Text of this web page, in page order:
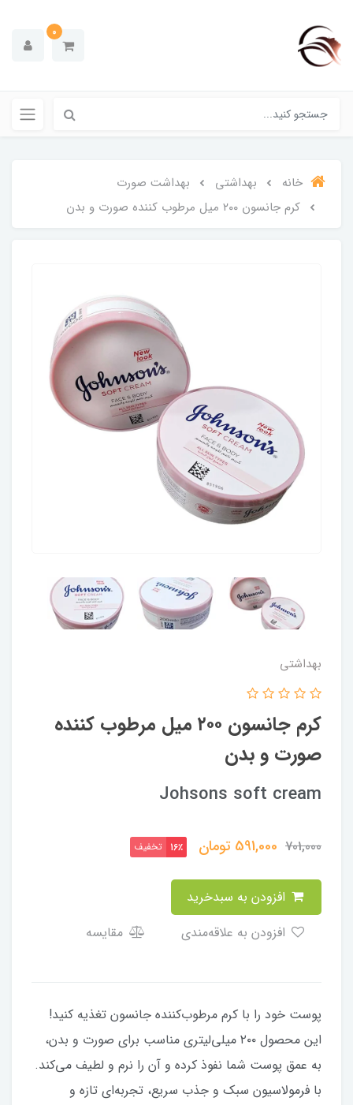
0
خانه بهداشتی
بهداشت صورت
کرم جانسون ۲۰۰ میل مرطوب کننده صورت و بدن
بهداشتی
کرم جانسون ۲۰۰ میل مرطوب کننده
صورت و بدن
Johsons soft cream
701,000
591,000 تومان 16٪ تخفیف
مقایسه
پوست خود را با کرم مرطوب‌کننده جانسون تغذیه کنید!
این محصول ۲۰۰ میلی‌لیتری مناسب برای صورت و بدن،
به عمق پوست شما نفوذ کرده و آن را نرم و لطیف می‌کند.
با فرمولاسیون سبک و جذب سریع، تجربه‌ای تازه و